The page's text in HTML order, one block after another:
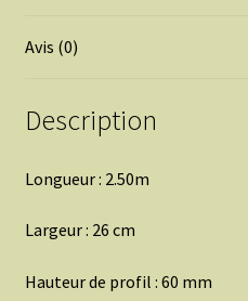
Avis (0)
Description
Longueur : 2.50m
Largeur : 26 cm
Hauteur de profil : 60 mm